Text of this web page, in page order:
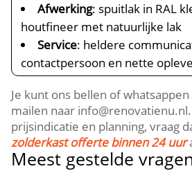
Afwerking: spuitlak in RAL
houtfineer met natuurlijke lak
Service: heldere
contactpersoon en nette
Je kunt ons bellen of
mailen naar
prijsindicatie en planning, vraag
zolderkast offerte binnen 24 uur
Meest gestelde